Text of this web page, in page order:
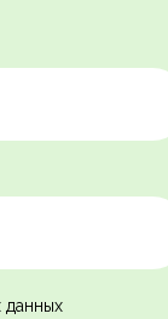
данных